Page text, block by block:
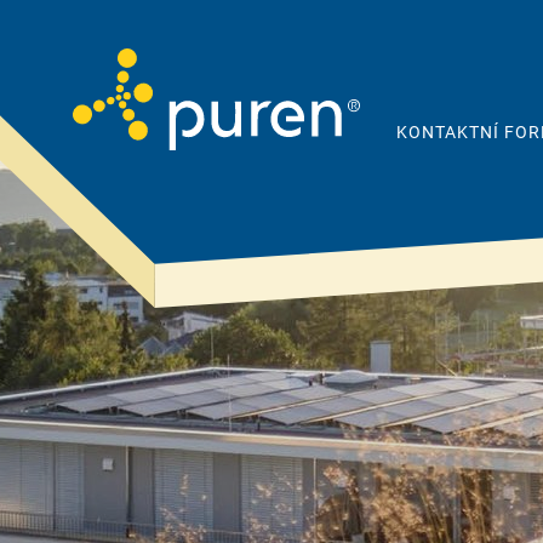
KONTAKTNÍ
Proto puren
Společnost
Kvalita
Udržitelnost a
odpovědnost
Reference
Produkty
& řešení
Šikmá střecha
Plochá střecha
Podlahy & stropy